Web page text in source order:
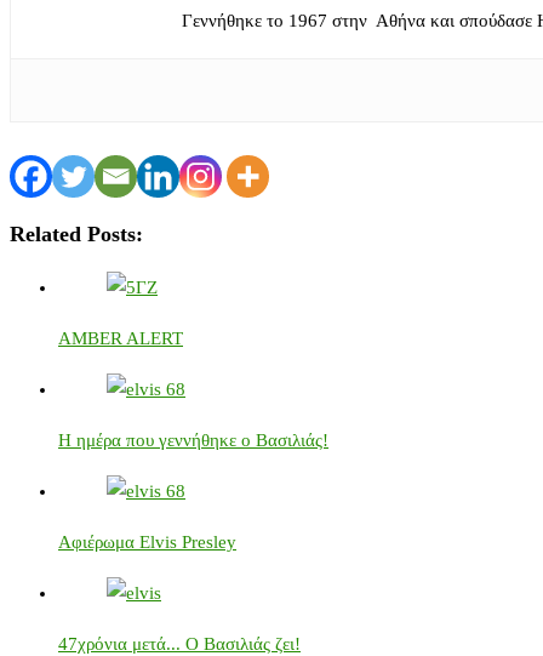
Γεννήθηκε το 1967 στην Αθήνα και σπούδασε
Related Posts:
AMBER ALERT
Η ημέρα που γεννήθηκε ο Βασιλιάς!
Αφιέρωμα Elvis Presley
47χρόνια μετά... Ο Βασιλιάς ζει!